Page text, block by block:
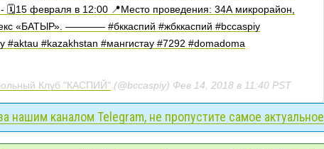
🗓15 февраля в 12:00 📍Место проведения: 34А микрорайон,
«БАТЫР». ———— #бккаспий #жбккаспий #bccaspiy
#aktau #kazakhstan #мангистау #7292 #domadoma
Клуб "КАСПИЙ" (@bccaspiy) Фев 14, 2018 в 11:40 PST
нашим каналом Telegram, не пропустите самое актуальное